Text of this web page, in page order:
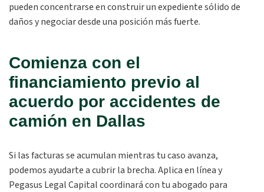
pueden concentrarse en construir un expediente sólido de
daños y negociar desde una posición más fuerte.
Comienza con el
financiamiento previo al
acuerdo por accidentes de
camión en Dallas
Si las facturas se acumulan mientras tu caso avanza,
podemos ayudarte a cubrir la brecha. Aplica en línea y
Pegasus Legal Capital coordinará con tu abogado para